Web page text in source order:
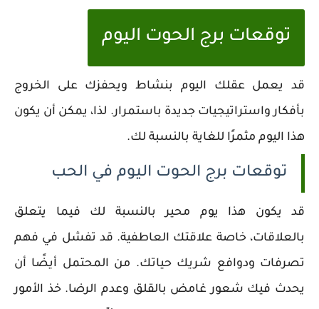
توقعات برج الحوت اليوم
قد يعمل عقلك اليوم بنشاط ويحفزك على الخروج
بأفكار واستراتيجيات جديدة باستمرار. لذا، يمكن أن يكون
هذا اليوم مثمرًا للغاية بالنسبة لك.
توقعات برج الحوت اليوم في الحب
قد يكون هذا يوم محير بالنسبة لك فيما يتعلق
بالعلاقات، خاصة علاقتك العاطفية. قد تفشل في فهم
تصرفات ودوافع شريك حياتك. من المحتمل أيضًا أن
يحدث فيك شعور غامض بالقلق وعدم الرضا. خذ الأمور